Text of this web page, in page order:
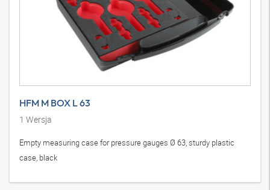
HFM M BOX L 63
1 Wersja
Empty measuring case for pressure gauges Ø 63, sturdy plastic
case, black